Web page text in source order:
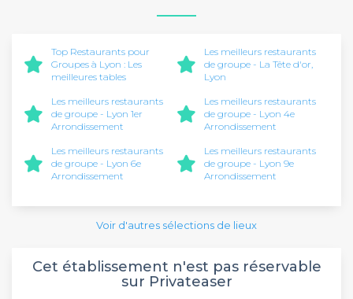
Top Restaurants pour
Groupes à Lyon : Les
meilleures tables
Les meilleurs restaurants
de groupe - La Tête d'or,
Lyon
Les meilleurs restaurants
de groupe - Lyon 1er
Arrondissement
Les meilleurs restaurants
de groupe - Lyon 4e
Arrondissement
Les meilleurs restaurants
de groupe - Lyon 6e
Arrondissement
Les meilleurs restaurants
de groupe - Lyon 9e
Arrondissement
Voir d'autres sélections de lieux
Cet établissement n'est pas réservable
sur Privateaser